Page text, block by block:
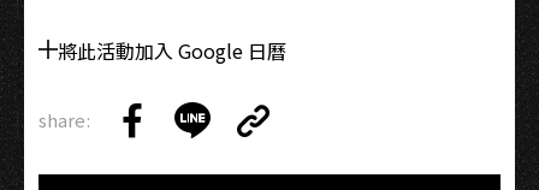
將此活動加入 Google 日曆
share:
on
on
Link
Copy